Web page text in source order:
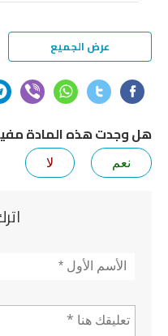
عرض الجميع
هل وجدت هذه المادة
نعم لا
الأسم*
تعليق *